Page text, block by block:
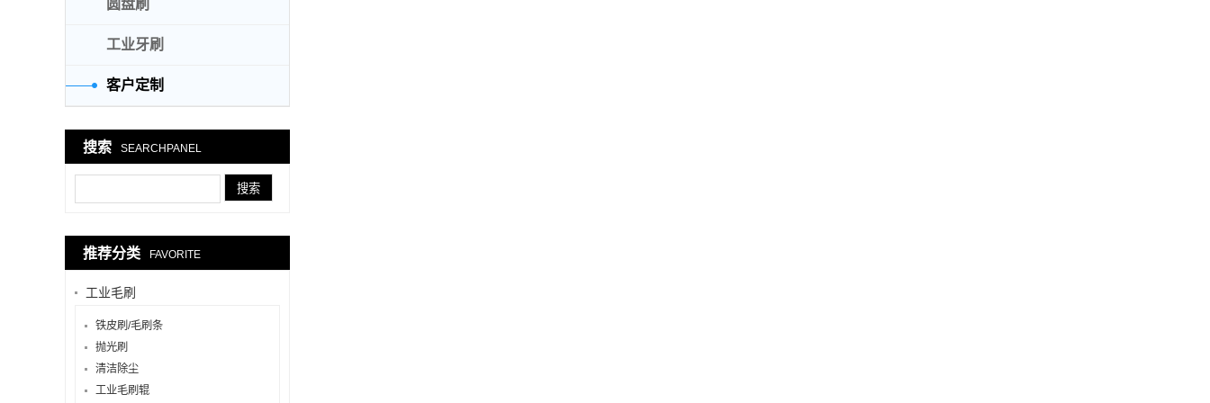
圆盘刷
工业牙刷
客户定制
搜索 SEARCHPANEL
推荐分类 FAVORITE
工业毛刷
铁皮刷/毛刷条
抛光刷
清洁除尘
工业毛刷辊